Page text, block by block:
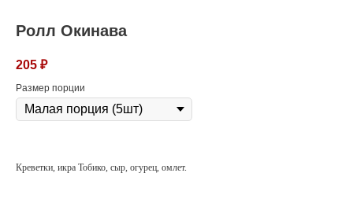
Ролл Окинава
205 ₽
Размер порции
Креветки, икра Тобико, сыр, огурец, омлет.